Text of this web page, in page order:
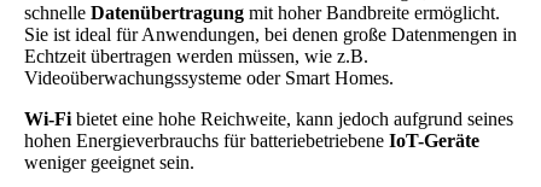
schnelle Datenübertragung mit hoher Bandbreite ermöglicht.
Sie ist ideal für Anwendungen, bei denen große Datenmengen in
Echtzeit übertragen werden müssen, wie z.B.
Videoüberwachungssysteme oder Smart Homes.
Wi-Fi bietet eine hohe Reichweite, kann jedoch aufgrund seines
hohen Energieverbrauchs für batteriebetriebene IoT-Geräte
weniger geeignet sein.